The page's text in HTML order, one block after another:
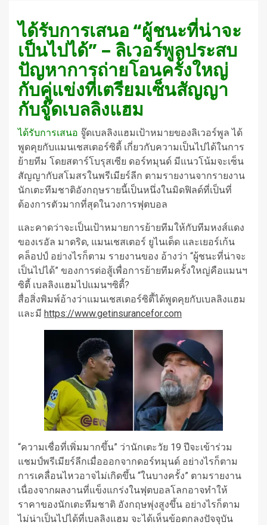
ได้รับการเสนอ “ผู้ชนะที่น่าจะ
เป็นไปได้” – ลิเวอร์พูลประสบ
ปัญหาการถ่ายโอนครั้งใหญ่
กับคู่แข่งที่เตรียมเซ็นสัญญา
กับจู๊ดเบลลิงแฮม
ได้รับการเสนอ จู๊ดเบลลิงแฮมเป้าหมายของลิเวอร์พูล ได้
พูดคุยกับแมนเชสเตอร์ซิตี้ เกี่ยวกับความเป็นไปได้ในการ
ย้ายทีม โดยสตาร์โบรุสเซีย ดอร์ทมุนด์ มีแนวโน้มจะเซ็น
สัญญากับสโมสรในพรีเมียร์ลีก ตามรายงานจากรายงาน
นักเตะทีมชาติอังกฤษรายนี้เป็นหนึ่งในมิดฟิลด์ที่เป็นที่
ต้องการตัวมากที่สุดในวงการฟุตบอล
และคาดว่าจะเป็นเป้าหมายการย้ายทีมให้กับทีมหงส์แดง
ของเรอัล มาดริด, แมนเชสเตอร์ ยูไนเต็ด และเยอร์เก้น
คล็อปป์ อย่างไรก็ตาม รายงานของ อ้างว่า “ผู้ชนะที่น่าจะ
เป็นไปได้” ของการต่อสู้เพื่อการย้ายทีมครั้งใหญ่คือแมนฯ
ซิตี้ เบลลิงแฮมไปแมนฯซิตี้?
สื่อสิ่งพิมพ์อ้างว่าแมนเชสเตอร์ซิตี้ได้พูดคุยกับเบลลิงแฮม
และมี https://www.getinsurancefor.com
“ความเชื่อที่เพิ่มมากขึ้น” ว่านักเตะวัย 19 ปีจะเข้าร่วม
แชมป์พรีเมียร์ลีกเมื่อออกจากดอร์ทมุนด์ อย่างไรก็ตาม
การเคลื่อนไหวอาจไม่เกิดขึ้น “ในบางครั้ง” ตามรายงาน
เนื่องจากผลงานที่แข็งแกร่งในฟุตบอลโลกอาจทำให้
ราคาของนักเตะทีมชาติ อังกฤษพุ่งสูงขึ้น อย่างไรก็ตาม
ไม่น่าเป็นไปได้ที่เบลลิงแฮม จะได้เห็นข้อตกลงปัจจุบัน